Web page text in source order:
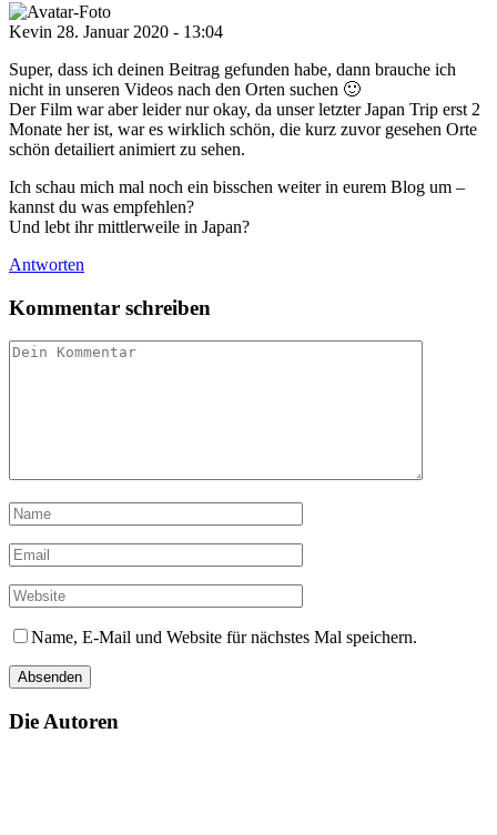
Kevin 28. Januar 2020 - 13:04
Super, dass ich deinen Beitrag gefunden habe, dann brauche ich
nicht in unseren Videos nach den Orten suchen 🙂
Der Film war aber leider nur okay, da unser letzter Japan Trip erst 2
Monate her ist, war es wirklich schön, die kurz zuvor gesehen Orte
schön detailiert animiert zu sehen.
Ich schau mich mal noch ein bisschen weiter in eurem Blog um –
kannst du was empfehlen?
Und lebt ihr mittlerweile in Japan?
Antworten
Kommentar schreiben
Name, E-Mail und Website für nächstes Mal speichern.
Die Autoren